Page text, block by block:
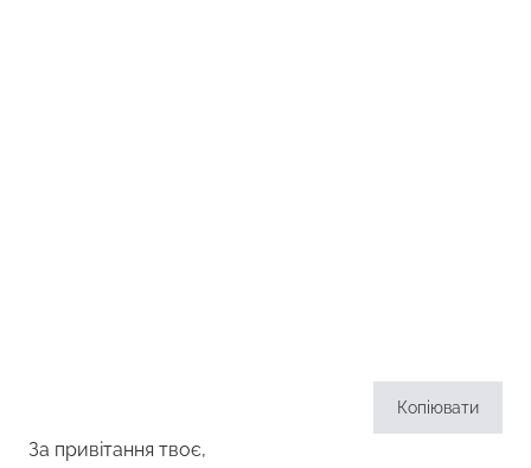
Копіювати
За привітання твоє,